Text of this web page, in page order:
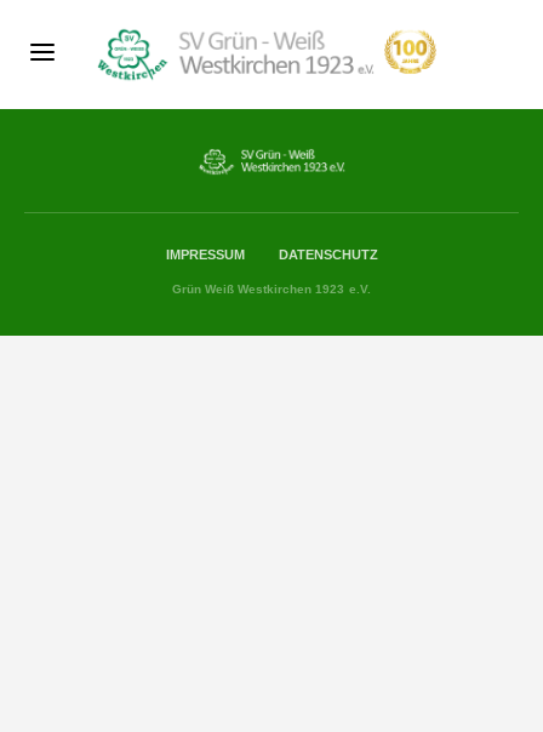
IMPRESSUM DATENSCHUTZ
Grün Weiß Westkirchen 1923 e.V.